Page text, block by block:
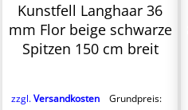
Kunstfell Langhaar 36
mm Flor beige schwarze
Spitzen 150 cm breit
zzgl.Versandkosten Grundpreis: